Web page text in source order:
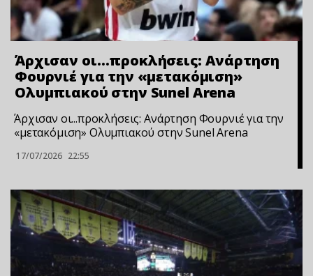
Άρχισαν οι…προκλήσεις: Ανάρτηση
Φουρνιέ για την «μετακόμιση»
Ολυμπιακού στην Sunel Arena
Άρχισαν οι...προκλήσεις: Ανάρτηση Φουρνιέ για την
«μετακόμιση» Ολυμπιακού στην Sunel Arena
17/07/2026 22:55